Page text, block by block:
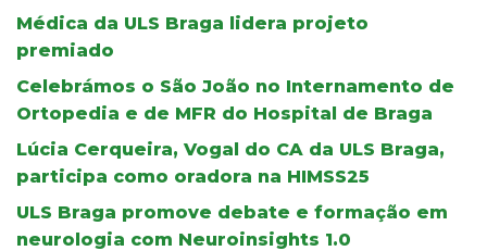
Médica da ULS Braga lidera projeto
premiado
Celebrámos o São João no Internamento de
Ortopedia e de MFR do Hospital de Braga
Lúcia Cerqueira, Vogal do CA da ULS Braga,
participa como oradora na HIMSS25
ULS Braga promove debate e formação em
neurologia com Neuroinsights 1.0